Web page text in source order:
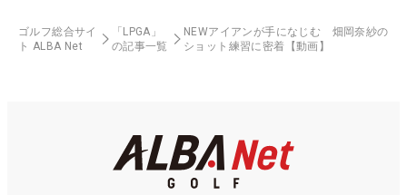
ゴルフ総合サイ
ト ALBA Net
「LPGA」
の記事一覧
NEWアイアンが手になじむ 畑岡奈紗の
ショット練習に密着【動画】